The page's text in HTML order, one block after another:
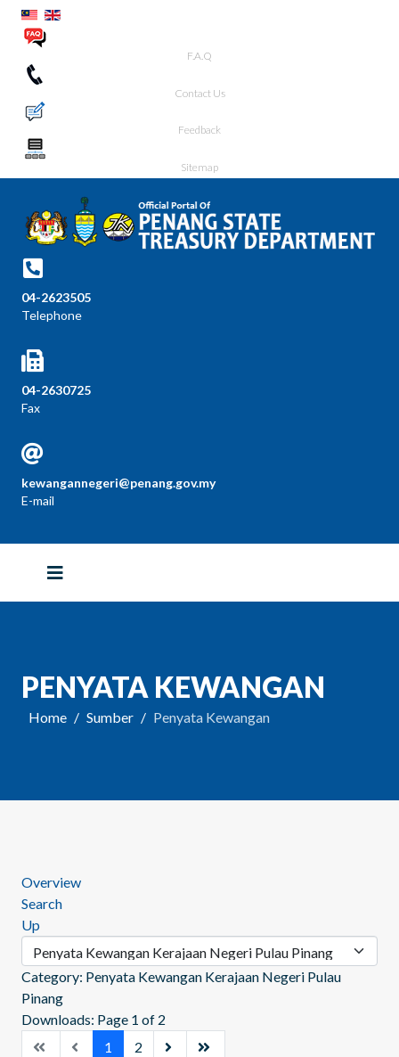
F.A.Q
Contact Us
Feedback
Sitemap
04-2623505
Telephone
04-2630725
Fax
kewangannegeri@penang.gov.my
E-mail
PENYATA KEWANGAN
Home Sumber Penyata Kewangan
Overview
Search
Up
Category: Penyata Kewangan Kerajaan Negeri Pulau
Pinang
Downloads: Page 1 of 2
1
2